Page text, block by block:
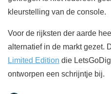
kleurstelling van de console.
Voor de rijksten der aarde
alternatief in de markt gezet.
Limited Edition die
ontworpen een schrijntje bij.